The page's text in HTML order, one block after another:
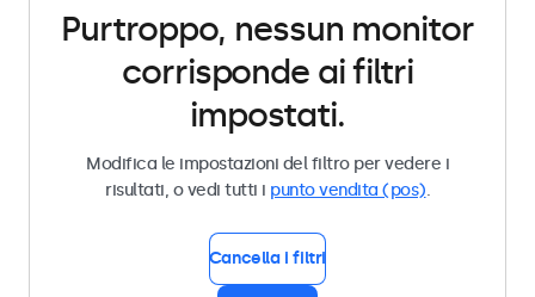
Purtroppo, nessun monitor
corrisponde ai filtri
impostati.
Modifica le impostazioni del filtro per vedere i
risultati, o vedi tutti i punto vendita (pos).
Cancella i filtri